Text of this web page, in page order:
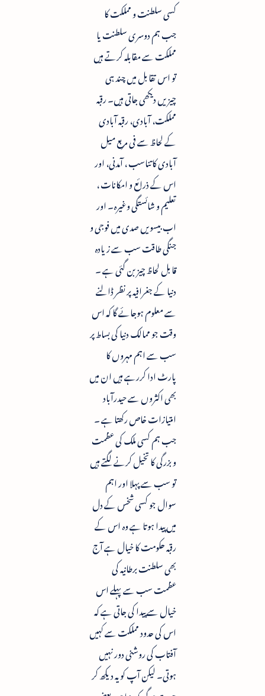
کسی سلطنت و مملکت کا
جب ہم دوسری سلطنت یا
مملکت سے مقابلہ کرتے ہیں
تو اس تقابل میں چند ہی
چیزیں دیکھی جاتی ہیں۔ رقبہ
مملکت، آبادی، رقبہ آبادی
کے لحاظ سے فی مربع میل
آبادی کا تناسب ، آمدنی، اور
اس کے ذرائع و امکانات ،
تعلیم و شائستگی وغیرہ۔ اور
اب بیسویں صدی میں فوجی و
جنگی طاقت سب سے زیادہ
قابل لحاظ چیز بن گئی ہے ۔
دنیا کے جغرافیہ پر نظر ڈالنے
سے معلوم ہوجائے گا کہ اس
وقت جو ممالک دنیا کی بساط پر
سب سے اہم مہروں کا
پارٹ ادا کررہے ہیں ان میں
بھی اکثروں سے حیدرآباد
امتیازات خاص رکھتا ہے ۔
جب ہم کسی ملک کی عظمت
و بزرگی کا تخیل کرنے لگتے ہیں
تو سب سے پہلا اور اہم
سوال جو کسی شخس کے دل
میں پیدا ہوتا ہے وہ اس کے
رقبہ حکومت کا خیال ہے آج
بھی سلطنت برطانیہ کی
عظمت سب سے پہلے اس
خیال سے پیدا کی جاتی ہے کہ
اس کی حدود مملکت سے کہیں
آفتاب کی روشنی دور نہیں
ہوتی۔ لیکن آپ کو یہ دیکھ کر